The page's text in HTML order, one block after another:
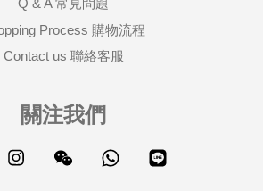
Process 購物流程
Contact us 聯絡客服
關注我們
Instagram Wechat Whatsapp